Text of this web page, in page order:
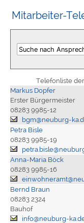
Mitarbeiter-
Telefonliste
Markus Dopfer
Erster Bürgermeister
08283 9985-12
bgm@neuburg-
Petra Bisle
08283 9985-19
Anna-Maria Böck
08283 9985-16
Bernd Braun
08283 2324
Bauhof
info@neuburg-